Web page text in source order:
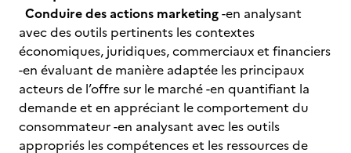
Conduire des actions marketing-en analysant
avec des outils pertinents les contextes
économiques, juridiques, commerciaux et financiers
-en évaluant de manière adaptée les principaux
acteurs de l’offre sur le marché -en quantifiant la
demande et en appréciant le comportement du
consommateur -en analysant avec les outils
appropriés les compétences et les ressources de